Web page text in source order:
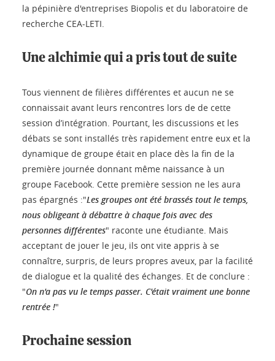
la pépinière d'entreprises Biopolis et du laboratoire de
recherche CEA-LETI.
Une alchimie qui a pris tout de suite
Tous viennent de filières différentes et aucun ne se
connaissait avant leurs rencontres lors de de cette
session d’intégration. Pourtant, les discussions et les
débats se sont installés très rapidement entre eux et la
dynamique de groupe était en place dès la fin de la
première journée donnant même naissance à un
groupe Facebook. Cette première session ne les aura
pas épargnés :"Les groupes ont été brassés tout le temps,
nous obligeant à débattre à chaque fois avec des
personnes différentes" raconte une étudiante. Mais
acceptant de jouer le jeu, ils ont vite appris à se
connaître, surpris, de leurs propres aveux, par la facilité
de dialogue et la qualité des échanges. Et de conclure :
"On n'a pas vu le temps passer. C'était vraiment une bonne
rentrée !"
Prochaine session